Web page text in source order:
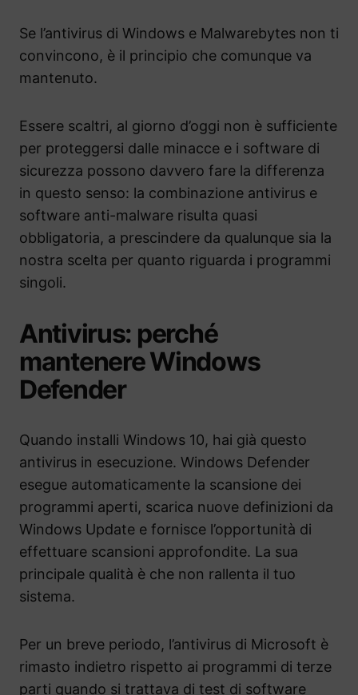
Se l’antivirus di Windows e Malwarebytes non ti
convincono, è il principio che comunque va
mantenuto.
Essere scaltri, al giorno d’oggi non è sufficiente
per proteggersi dalle minacce e i software di
sicurezza possono davvero fare la differenza
in questo senso: la combinazione antivirus e
software anti-malware risulta quasi
obbligatoria, a prescindere da qualunque sia la
nostra scelta per quanto riguarda i programmi
singoli.
Antivirus: perché
mantenere Windows
Defender
Quando installi Windows 10, hai già questo
antivirus in esecuzione. Windows Defender
esegue automaticamente la scansione dei
programmi aperti, scarica nuove definizioni da
Windows Update e fornisce l’opportunità di
effettuare scansioni approfondite. La sua
principale qualità è che non rallenta il tuo
sistema.
Per un breve periodo, l’antivirus di Microsoft è
rimasto indietro rispetto ai programmi di terze
parti quando si trattava di test di software